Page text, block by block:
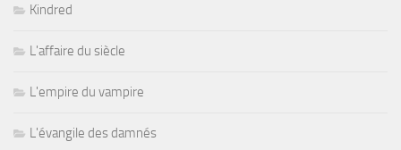
Kindred
L'affaire du siècle
L'empire du vampire
L'évangile des damnés